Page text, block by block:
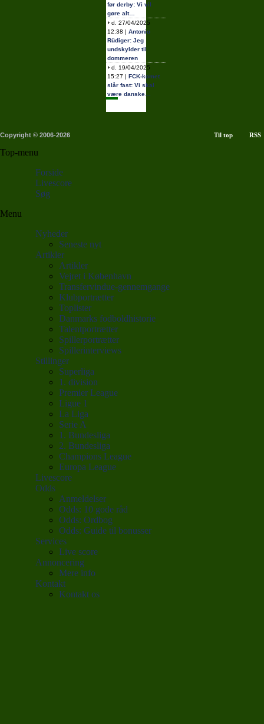
før derby: Vi vil
gøre alt…
d. 27/04/2025
12:38 | Antonio
Rüdiger: Jeg
undskylder til
dommeren
d. 19/04/2025
15:27 | FCK-komet
slår fast: Vi skal
være danske…
Copyright © 2006-2026 Til top RSS
Top-menu
Forside
Livescore
Søg
Menu
Nyheder
Seneste nyt
Artikler
Artikler
Vejret i København
Transfervindue-gennemgange
Klubportrætter
Toplister
Danmarks fodboldhistorie
Talentportrætter
Spillerportrætter
Spillerinterviews
Stillinger
Superliga
1. division
Premier League
Ligue 1
La Liga
Serie A
1. Bundesliga
2. Bundesliga
Champions League
Europa League
Livescore
Odds
Anmeldelser
Odds: 10 gode råd
Odds: Ordbog
Odds: Guide til bonusser
Services
Live score
Annoncering
Mere info
Kontakt
Kontakt os